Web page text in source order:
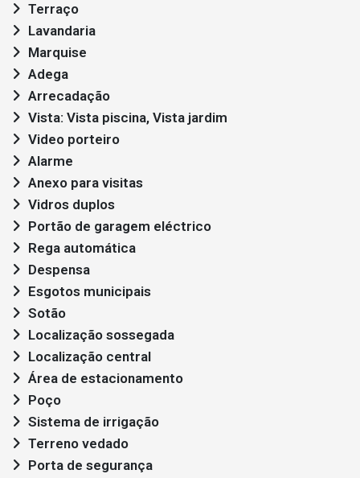
Terraço
Lavandaria
Marquise
Adega
Arrecadação
Vista: Vista piscina, Vista jardim
Video porteiro
Alarme
Anexo para visitas
Vidros duplos
Portão de garagem eléctrico
Rega automática
Despensa
Esgotos municipais
Sotão
Localização sossegada
Localização central
Área de estacionamento
Poço
Sistema de irrigação
Terreno vedado
Porta de segurança